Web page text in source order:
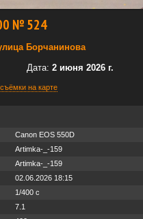
№ 524
Борчанинова
Дата: 2 июня 2026 г.
на карте
Canon EOS 550D
Artimka-_-159
Artimka-_-159
02.06.2026 18:15
1/400 с
7.1